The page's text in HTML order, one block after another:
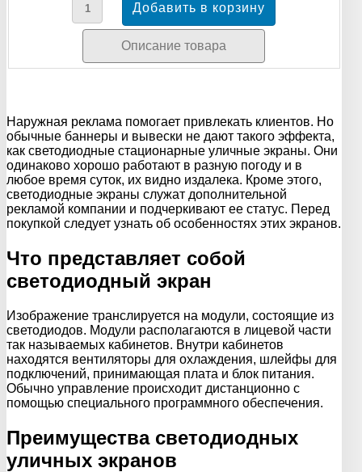
Описание товара
Наружная реклама помогает привлекать клиентов. Но
обычные баннеры и вывески не дают такого эффекта,
как светодиодные стационарные уличные экраны. Они
одинаково хорошо работают в разную погоду и в
любое время суток, их видно издалека. Кроме этого,
светодиодные экраны служат дополнительной
рекламой компании и подчеркивают ее статус. Перед
покупкой следует узнать об особенностях этих экранов.
Что представляет собой
светодиодный экран
Изображение транслируется на модули, состоящие из
светодиодов. Модули располагаются в лицевой части
так называемых кабинетов. Внутри кабинетов
находятся вентиляторы для охлаждения, шлейфы для
подключений, принимающая плата и блок питания.
Обычно управление происходит дистанционно с
помощью специального программного обеспечения.
Преимущества светодиодных
уличных экранов